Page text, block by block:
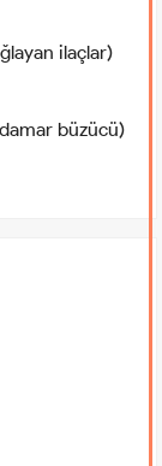
ilaçlar)
büzücü)